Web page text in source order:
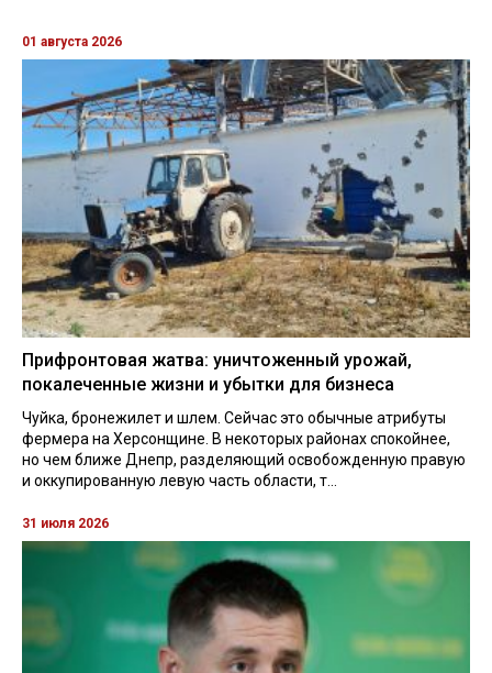
01 августа 2026
Прифронтовая жатва: уничтоженный урожай,
покалеченные жизни и убытки для бизнеса
Чуйка, бронежилет и шлем. Сейчас это обычные атрибуты
фермера на Херсонщине. В некоторых районах спокойнее,
но чем ближе Днепр, разделяющий освобожденную правую
и оккупированную левую часть области, т...
31 июля 2026